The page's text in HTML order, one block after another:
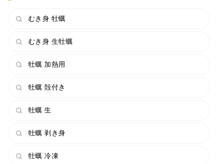
むき身 牡蠣
むき身 生牡蠣
牡蠣 加熱用
牡蠣 殻付き
牡蠣 生
牡蠣 剥き身
牡蠣 冷凍